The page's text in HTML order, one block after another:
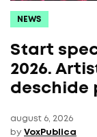
NEWS
Start
2026.
deschide
august 6, 2026
by VoxPublica